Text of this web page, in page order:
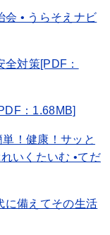
• うらそえナビ
対策[PDF：
：1.68MB]
！健康！サッと
いくたいむ •てだ
に備えてその生活